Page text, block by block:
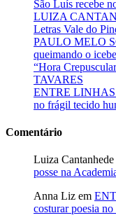
São Luís recebe
LUIZA
Letras Vale do
PAULO MELO
queimando o
“Hora
TAVARES
ENTRE LINHAS
no frágil tecido
Comentário
Luiza Cantanhede
posse na
Anna Liz em
costurar poesia